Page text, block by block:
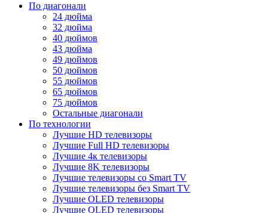
По диагонали
24 дюйма
32 дюйма
40 дюймов
43 дюйма
49 дюймов
50 дюймов
55 дюймов
65 дюймов
75 дюймов
Остальные диагонали
По технологии
Лучшие HD телевизоры
Лучшие Full HD телевизоры
Лучшие 4к телевизоры
Лучшие 8K телевизоры
Лучшие телевизоры со Smart TV
Лучшие телевизоры без Smart TV
Лучшие OLED телевизоры
Лучшие QLED телевизоры